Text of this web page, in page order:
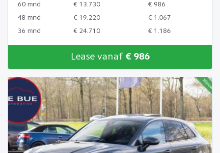
60 mnd
€ 13.730
€ 986
48 mnd
€ 19.220
€ 1.067
36 mnd
€ 24.710 € 1.186
Lease vanaf € 986